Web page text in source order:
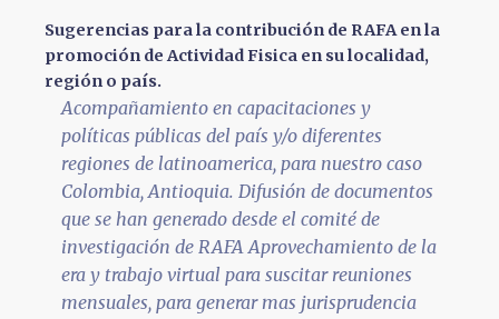
Sugerencias para la contribución de RAFA en la
promoción de Actividad Fisica en su localidad,
región o país.
Acompañamiento en capacitaciones y
políticas públicas del país y/o diferentes
regiones de latinoamerica, para nuestro caso
Colombia, Antioquia. Difusión de documentos
que se han generado desde el comité de
investigación de RAFA Aprovechamiento de la
era y trabajo virtual para suscitar reuniones
mensuales, para generar mas jurisprudencia